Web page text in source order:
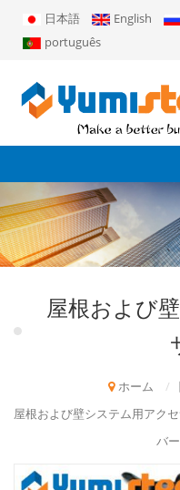
日本語 English
português
屋根および
ホーム /
屋根および壁システム用アク
バ